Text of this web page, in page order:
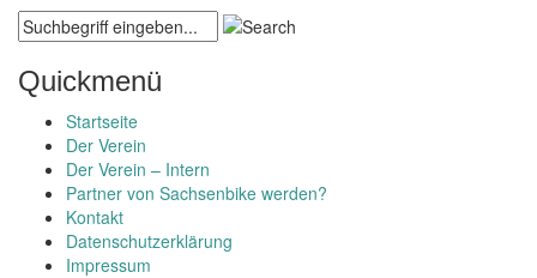
Quickmenü
Startseite
Der Verein
Der Verein – Intern
Partner von Sachsenbike werden?
Kontakt
Datenschutzerklärung
Impressum